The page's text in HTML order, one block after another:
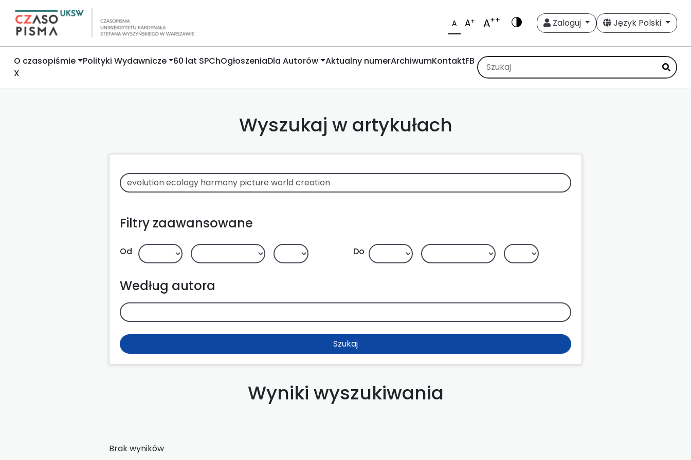
A A+ A++ Zaloguj Język Polski
O czasopiśmie Polityki Wydawnicze 60 lat SPChOgłoszeniaDla Autorów Aktualny numerArchiwumKontaktFB
X
Wyszukaj w artykułach
Filtry zaawansowane
Od Do
Według autora
Szukaj
Wyniki wyszukiwania
Brak wyników